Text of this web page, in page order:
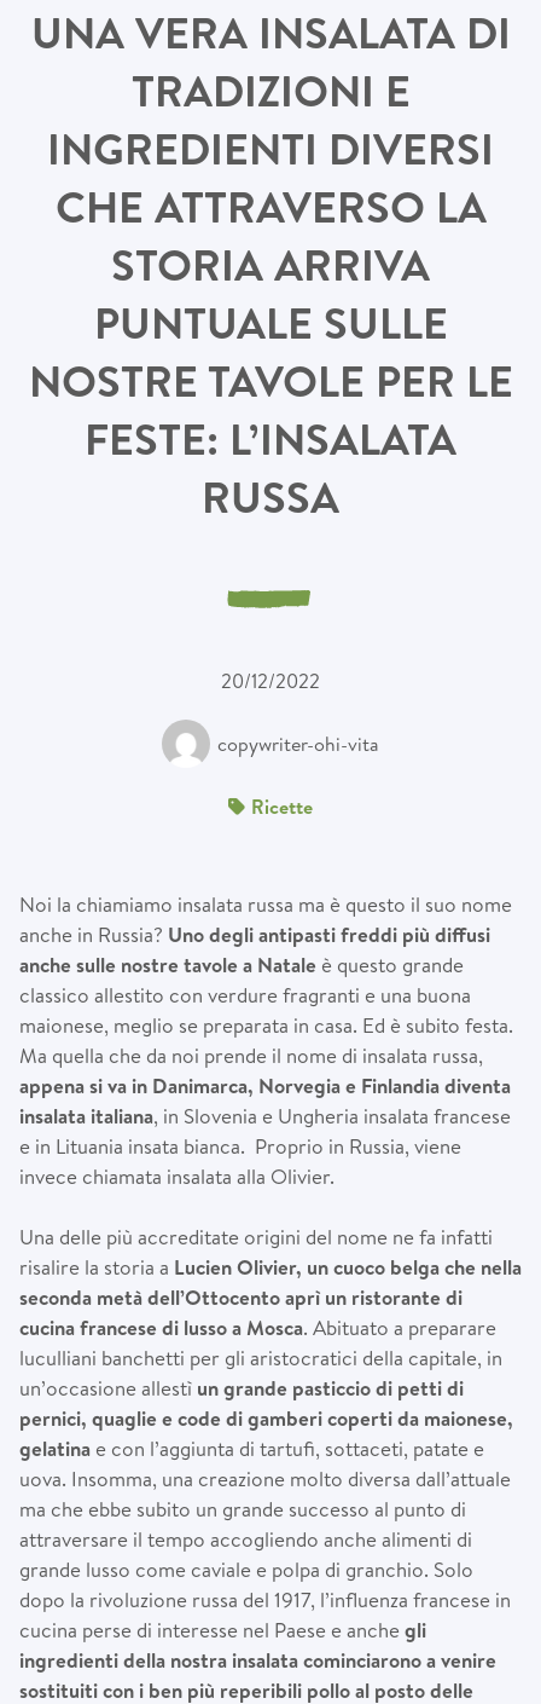
UNA VERA INSALATA DI
TRADIZIONI E
INGREDIENTI DIVERSI
CHE ATTRAVERSO LA
STORIA ARRIVA
PUNTUALE SULLE
NOSTRE TAVOLE PER LE
FESTE: L’INSALATA
RUSSA
20/12/2022
copywriter-ohi-vita
Ricette
Noi la chiamiamo insalata russa ma è questo il suo nome
anche in Russia? Uno degli antipasti freddi più diffusi
anche sulle nostre tavole a Natale è questo grande
classico allestito con verdure fragranti e una buona
maionese, meglio se preparata in casa. Ed è subito festa.
Ma quella che da noi prende il nome di insalata russa,
appena si va in Danimarca, Norvegia e Finlandia diventa
insalata italiana, in Slovenia e Ungheria insalata francese
e in Lituania insata bianca. Proprio in Russia, viene
invece chiamata insalata alla Olivier.
Una delle più accreditate origini del nome ne fa infatti
risalire la storia a Lucien Olivier, un cuoco belga che nella
seconda metàdell’Ottocento aprì un ristorante di
cucina francese di lusso a Mosca. Abituato a preparare
luculliani banchetti per gli aristocratici della capitale, in
un’occasione allestì un grande pasticcio di petti di
pernici, quaglie e code di gamberi coperti da maionese,
gelatina e con l’aggiunta di tartufi, sottaceti, patate e
uova. Insomma, una creazione molto diversa dall’attuale
ma che ebbe subito un grande successo al punto di
attraversare il tempo accogliendo anche alimenti di
grande lusso come caviale e polpa di granchio. Solo
dopo la rivoluzione russa del 1917, l’influenza francese in
cucina perse di interesse nel Paese e anche gli
ingredienti della nostra insalata cominciarono a venire
sostituiti con i ben più reperibili pollo al posto delle